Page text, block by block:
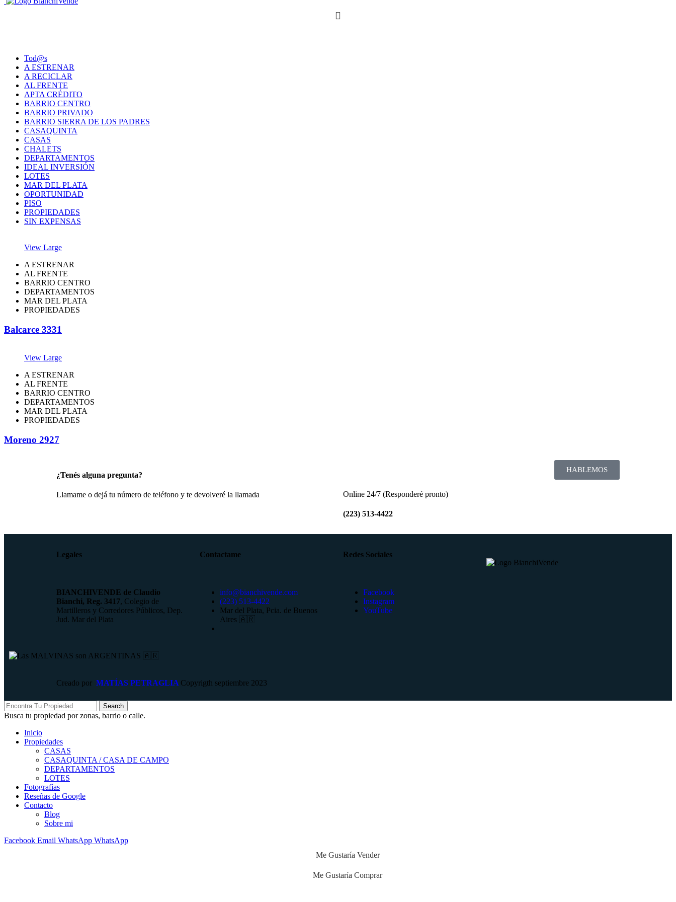
Tod@s
A ESTRENAR
A RECICLAR
AL FRENTE
APTA CRÉDITO
BARRIO CENTRO
BARRIO PRIVADO
BARRIO SIERRA DE LOS PADRES
CASAQUINTA
CASAS
CHALETS
DEPARTAMENTOS
IDEAL INVERSIÓN
LOTES
MAR DEL PLATA
OPORTUNIDAD
PISO
PROPIEDADES
SIN EXPENSAS
View Large
A ESTRENAR
AL FRENTE
BARRIO CENTRO
DEPARTAMENTOS
MAR DEL PLATA
PROPIEDADES
Balcarce 3331
View Large
A ESTRENAR
AL FRENTE
BARRIO CENTRO
DEPARTAMENTOS
MAR DEL PLATA
PROPIEDADES
Moreno 2927
¿Tenés alguna pregunta?
Llamame o dejá tu número de teléfono y te devolveré la llamada
HABLEMOS
Online 24/7 (Responderé pronto)
(223) 513-4422
Legales
BIANCHIVENDE de Claudio
Bianchi, Reg. 3417, Colegio de
Martilleros y Corredores Públicos, Dep.
Jud. Mar del Plata
Contactame
info@bianchivende.com
(223) 513-4422
Mar del Plata, Pcia. de Buenos
Aires 🇦🇷
Redes Sociales
Facebook
Instagram
YouTube
Creado por MATÍAS PETRAGLIA Copyrigth septiembre 2023
Search
Busca tu propiedad por zonas, barrio o calle.
Inicio
Propiedades
CASAS
CASAQUINTA / CASA DE CAMPO
DEPARTAMENTOS
LOTES
Fotografías
Reseñas de Google
Contacto
Blog
Sobre mi
Facebook Email WhatsApp WhatsApp
Me Gustaría Vender
Me Gustaría Comprar